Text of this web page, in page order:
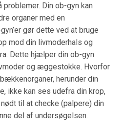
Din ob-gyn kan
organer med en
gør dette ved at bruge
mod din livmoderhals og
Dette hjælper din ob-gyn
og æggestokke. Hvorfor
herunder din
ikke kan ses udefra din krop,
til at checke (palpere) din
del af undersøgelsen.